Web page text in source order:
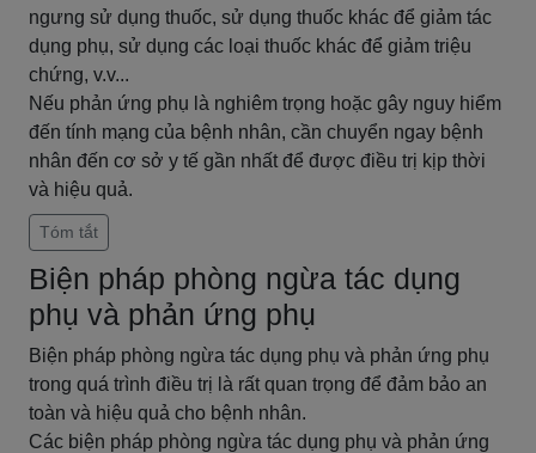
ngưng sử dụng thuốc, sử dụng thuốc khác để giảm tác
dụng phụ, sử dụng các loại thuốc khác để giảm triệu
chứng, v.v...
Nếu phản ứng phụ là nghiêm trọng hoặc gây nguy hiểm
đến tính mạng của bệnh nhân, cần chuyển ngay bệnh
nhân đến cơ sở y tế gần nhất để được điều trị kịp thời
và hiệu quả.
Tóm tắt
Biện pháp phòng ngừa tác dụng
phụ và phản ứng phụ
Biện pháp phòng ngừa tác dụng phụ và phản ứng phụ
trong quá trình điều trị là rất quan trọng để đảm bảo an
toàn và hiệu quả cho bệnh nhân.
Các biện pháp phòng ngừa tác dụng phụ và phản ứng